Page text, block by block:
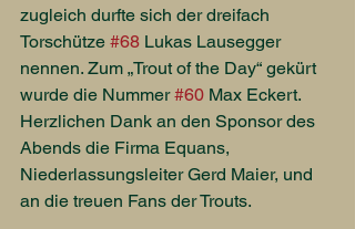
zugleich durfte sich der dreifach
Torschütze #68 Lukas Lausegger
nennen. Zum „Trout of the Day“ gekürt
wurde die Nummer #60 Max Eckert.
Herzlichen Dank an den Sponsor des
Abends die Firma Equans,
Niederlassungsleiter Gerd Maier, und
an die treuen Fans der Trouts.